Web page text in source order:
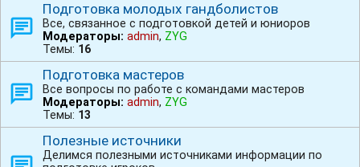
Подготовка молодых гандболистов
Все, связанное с подготовкой детей и юниоров
Модераторы: admin, ZYG
Темы: 16
Подготовка мастеров
Все вопросы по работе с командами мастеров
Модераторы: admin, ZYG
Темы: 13
Полезные источники
Делимся полезными источниками информации по